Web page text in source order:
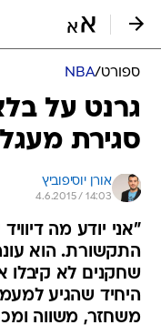
ספורט/
NBA
גרנט על
סגירת
אורן יוסיפוביץ
4.6.2015 / 14:03
"אני יודע מה
התקשורת. הוא
שחקנים לא קיבלו
היחיד שהגיע
משחזר, משווה